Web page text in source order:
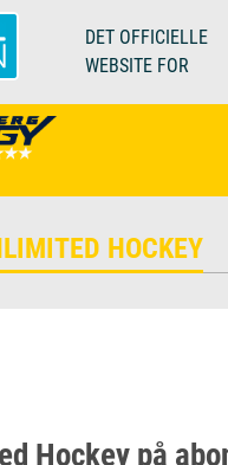
DET OFFICIELLE
WEBSITE FOR
HOCKEY
Hockey på